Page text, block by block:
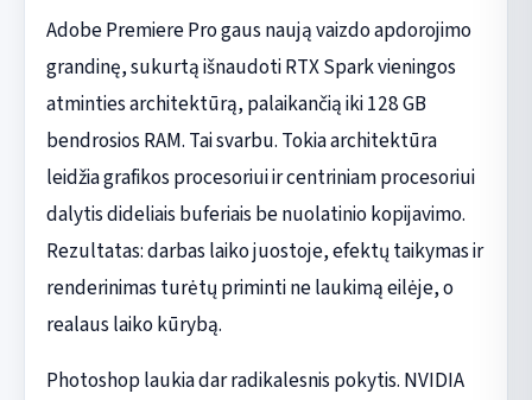
Adobe Premiere Pro gaus naują vaizdo apdorojimo
grandinę, sukurtą išnaudoti RTX Spark vieningos
atminties architektūrą, palaikančią iki 128 GB
bendrosios RAM. Tai svarbu. Tokia architektūra
leidžia grafikos procesoriui ir centriniam procesoriui
dalytis dideliais buferiais be nuolatinio kopijavimo.
Rezultatas: darbas laiko juostoje, efektų taikymas ir
renderinimas turėtų priminti ne laukimą eilėje, o
realaus laiko kūrybą.
Photoshop laukia dar radikalesnis pokytis. NVIDIA